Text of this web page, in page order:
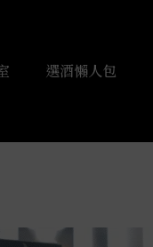
選酒懶人包